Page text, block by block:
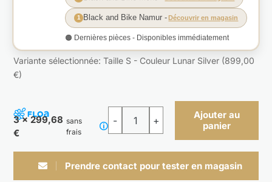
1 Black and Bike Namur - Découvrir en magasin
🟠 Dernières pièces - Disponibles immédiatement
Variante sélectionnée: Taille S - Couleur Lunar Silver (899,00
€)
3 x 299,68
€
sans
frais
quantité
Lowstep
Ajouter au
panier
Prendre contact pour tester en magasin